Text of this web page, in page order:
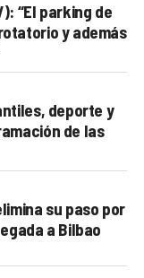
“El parking de
y además
deporte y
de las
su paso por
a Bilbao